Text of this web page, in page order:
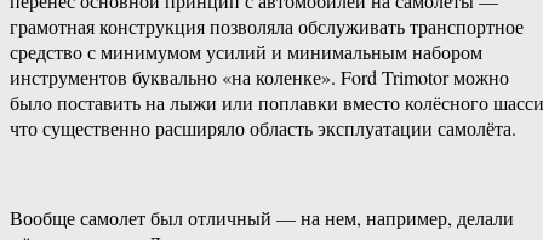
грамотная конструкция позволяла обслуживать транспортное
средство с минимумом усилий и минимальным набором
инструментов буквально «на коленке». Ford Trimotor можно
было поставить на лыжи или поплавки вместо колёсного
что существенно расширяло область эксплуатации самолёта.
Вообще самолет был отличный — на нем, например, делали